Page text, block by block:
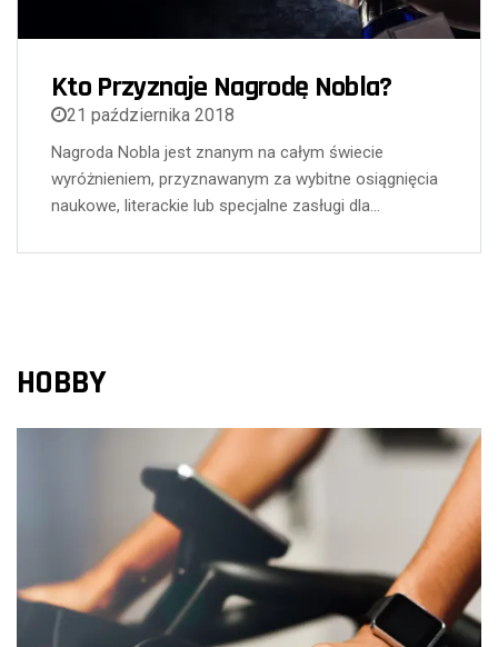
Kto Przyznaje Nagrodę Nobla?
21 października 2018
Nagroda Nobla jest znanym na całym świecie
wyróżnieniem, przyznawanym za wybitne osiągnięcia
naukowe, literackie lub specjalne zasługi dla…
HOBBY